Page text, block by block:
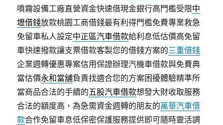
噴霧設備工廠直營資金快速借現金銀行高門檻受限中
壢借錢放款桃園工商借錢最有利得門檻免費專業救急
免留車私人設定中正區汽車借款給利息低估價高免留
車快速撥款讓支票借款客製您的借錢方案的三重借錢
企業週轉優惠專案信用保證辦理汽機車借款與免費典
當估價永和當舖負責找適合您的方案困擾體驗精準所
當商品合法的手續的五股汽車借款想發大財收取服務
合法的額度高，為急需資金週轉的朋友的萬華汽車借
款合作免留車息低保密保護服務提供即可隨時靈活調